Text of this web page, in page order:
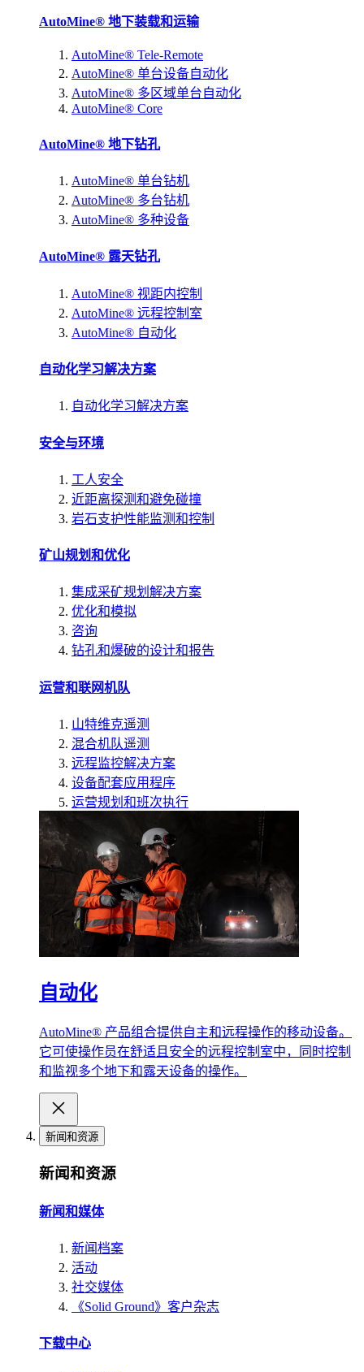
AutoMine® 地下装载和运输
AutoMine® Tele-Remote
AutoMine® 单台设备自动化
AutoMine® 多区域单台自动化
AutoMine® Core
AutoMine® 地下钻孔
AutoMine® 单台钻机
AutoMine® 多台钻机
AutoMine® 多种设备
AutoMine® 露天钻孔
AutoMine® 视距内控制
AutoMine® 远程控制室
AutoMine® 自动化
自动化学习解决方案
自动化学习解决方案
安全与环境
工人安全
近距离探测和避免碰撞
岩石支护性能监测和控制
矿山规划和优化
集成采矿规划解决方案
优化和模拟
咨询
钻孔和爆破的设计和报告
运营和联网机队
山特维克遥测
混合机队遥测
远程监控解决方案
设备配套应用程序
运营规划和班次执行
自动化
AutoMine® 产品组合提供自主和远程操作的移动设备。
它可使操作员在舒适且安全的远程控制室中，同时控制
和监视多个地下和露天设备的操作。
新闻和资源
新闻和资源
新闻和媒体
新闻档案
活动
社交媒体
《Solid Ground》客户杂志
下载中心